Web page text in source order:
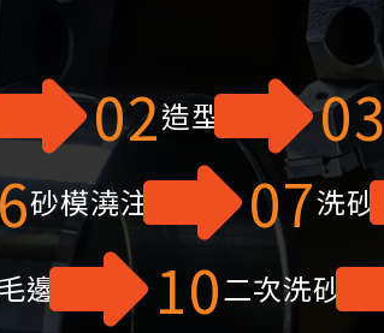
02造型 03
砂模澆注 07洗砂
邊 10二次洗砂